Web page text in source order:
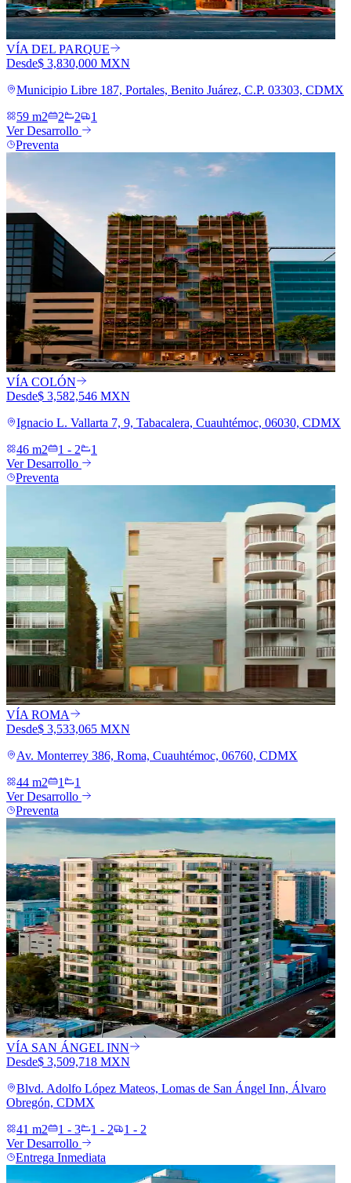
VÍA DEL PARQUE
Desde$ 3,830,000 MXN
Municipio Libre 187, Portales, Benito Juárez, C.P. 03303, CDMX
59 m2
2 2
1
Ver Desarrollo
Preventa
VÍA COLÓN
Desde$ 3,582,546 MXN
Ignacio L. Vallarta 7, 9, Tabacalera, Cuauhtémoc, 06030, CDMX
46 m2
1 - 2
1
Ver Desarrollo
Preventa
VÍA ROMA
Desde$ 3,533,065 MXN
Av. Monterrey 386, Roma, Cuauhtémoc, 06760, CDMX
44 m2
1
1
Ver Desarrollo
Preventa
VÍA SAN ÁNGEL INN
Desde$ 3,509,718 MXN
Blvd. Adolfo López Mateos, Lomas de San Ángel Inn, Álvaro
Obregón, CDMX
41 m2
1 - 3 1 - 2
1 - 2
Ver Desarrollo
Entrega Inmediata